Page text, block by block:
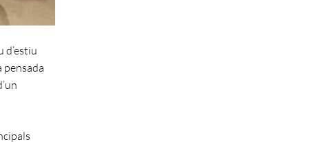
d’estiu
pensada